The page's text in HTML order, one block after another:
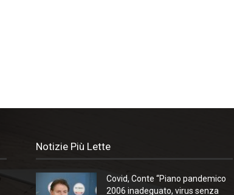
Notizie Più Lette
Covid, Conte “Piano pandemico
2006 inadeguato, virus senza